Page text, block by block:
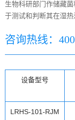
生物科研部门作储藏
于测试和判断其在湿
咨询热线：
设备型号
LRHS-101-RJM